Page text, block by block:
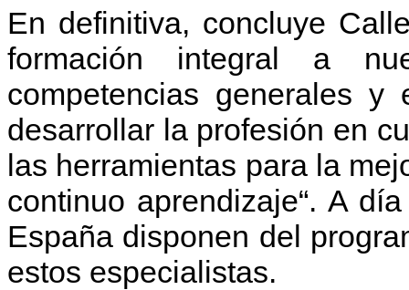
En definitiva, concluye
formación integral a
competencias generales
desarrollar la profesión en
las herramientas para la
continuo aprendizaje“. A
España disponen del
estos especialistas.